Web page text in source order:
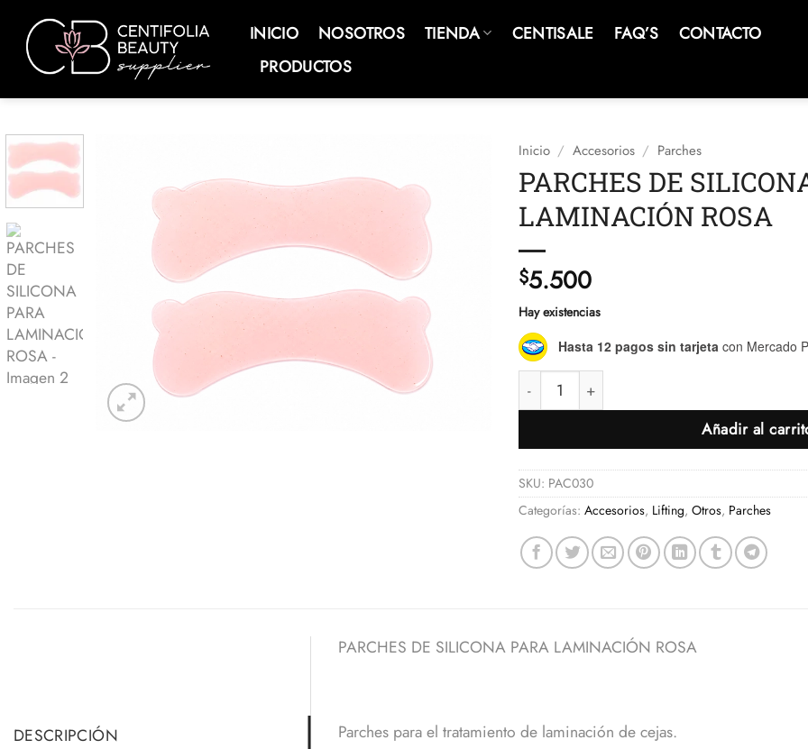
contenido
INICIO NOSOTROS TIENDA CENTISALE FAQ’S
CONTACTO
PRODUCTOS
Inicio / Accesorios / Parches
PARCHES DE
LAMINACIÓN ROSA
$5.500
Hay existencias
Hasta 12 pagos sin tarjeta con Mercado
PARCHES DE SILICONA PARA LAMINACIÓN
Añadir al
SKU: PAC030
Categorías: Accesorios, Lifting, Otros, Parches
DESCRIPCIÓN
PARCHES DE SILICONA PARA LAMINACIÓN ROSA
Parches para el tratamiento de laminación de cejas.